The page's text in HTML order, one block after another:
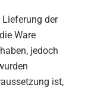
der
Ware
jedoch
ist,